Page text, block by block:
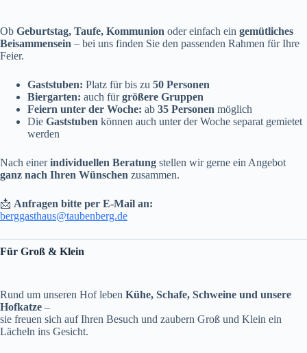
Ob Geburtstag, Taufe, Kommunion oder einfach ein gemütliches
Beisammensein – bei uns finden Sie den passenden Rahmen für Ihre
Feier.
Gaststuben: Platz für bis zu 50 Personen
Biergarten: auch fürgrößere Gruppen
Feiern unter der Woche: ab 35 Personen möglich
Die Gaststuben können auch unter der Woche separat gemietet
werden
Nach einerindividuellen Beratung stellen wir gerne ein Angebot
ganz nach Ihren Wünschen zusammen.
📩 Anfragen bitte per E-Mail an:
berggasthaus@taubenberg.de
Für Groß & Klein
Rund um unseren Hof leben Kühe, Schafe, Schweine und unsere
Hofkatze –
sie freuen sich auf Ihren Besuch und zaubern Groß und Klein ein
Lächeln ins Gesicht.